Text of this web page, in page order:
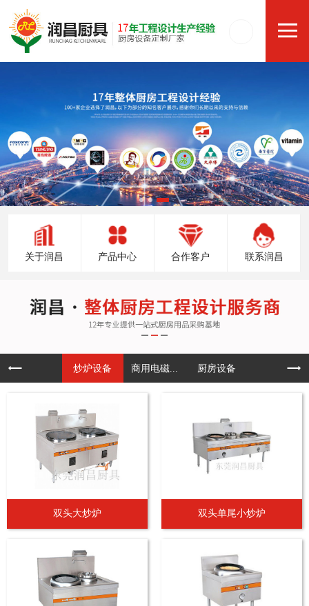
关于润昌 产品中心 合作客户 联系润昌
炒炉设备 商用电磁... 厨房设备
双头大炒炉 双头单尾小炒炉